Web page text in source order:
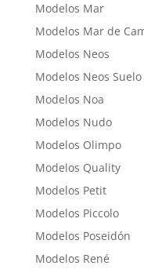
Modelos Mar
Modelos Mar de
Modelos Neos
Modelos Neos Suelo
Modelos Noa
Modelos Nudo
Modelos Olimpo
Modelos Quality
Modelos Petit
Modelos Piccolo
Modelos Poseidón
Modelos René